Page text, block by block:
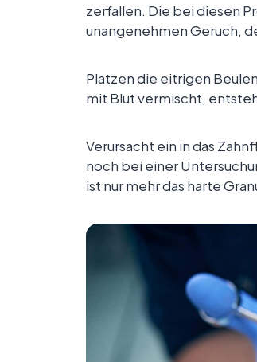
zerfallen. Die bei diesen
unangenehmen Geruch,
Platzen die eitrigen
mit Blut vermischt,
Verursacht ein in das
noch bei einer
ist nur mehr das harte